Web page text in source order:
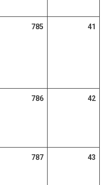
41
785
42
786
43
787